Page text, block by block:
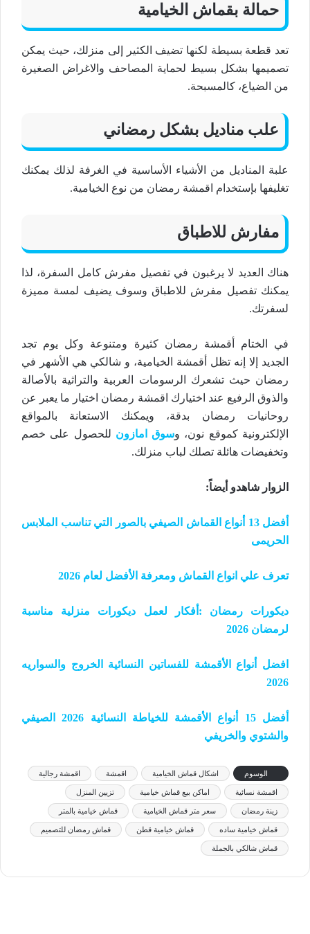
حمالة بقماش الخيامية
تعد قطعة بسيطة لكنها تضيف الكثير إلى منزلك، حيث يمكن
تصميمها بشكل بسيط لحماية المصاحف والاغراض الصغيرة
من الضياع، كالمسبحة.
علب مناديل بشكل رمضاني
علبة المناديل من الأشياء الأساسية في الغرفة لذلك يمكنك
تغليفها بإستخدام اقمشة رمضان من نوع الخيامية.
مفارش للاطباق
هناك العديد لا يرغبون في تفصيل مفرش كامل السفرة، لذا
يمكنك تفصيل مفرش للاطباق وسوف يضيف لمسة مميزة
لسفرتك.
في الختام أقمشة رمضان كثيرة ومتنوعة وكل يوم تجد
الجديد إلا إنه تظل أقمشة الخيامية، و شالكي هي الأشهر في
رمضان حيث تشعرك الرسومات العربية والتراثية بالأصالة
والذوق الرفيع عند اختيارك اقمشة رمضان اختيار ما يعبر عن
روحانيات رمضان بدقة، ويمكنك الاستعانة بالمواقع
الإلكترونية كموقع نون، وسوق امازون للحصول على خصم
وتخفيضات هائلة تصلك لباب منزلك.
الزوار شاهدو أيضاً:
أفضل 13 أنواع القماش الصيفي بالصور التي تناسب الملابس
الحريمى
تعرف علي انواع القماش ومعرفة الأفضل لعام 2026
ديكورات رمضان :أفكار لعمل ديكورات منزلية مناسبة
لرمضان 2026
افضل أنواع الأقمشة للفساتين النسائية الخروج والسواريه
2026
أفضل 15 أنواع الأقمشة للخياطة النسائية 2026 الصيفي
والشتوي والخريفي
الوسوم اشكال قماش الخيامية اقمشة اقمشة رجالية
اقمشة نسائية اماكن بيع قماش خيامية تزيين المنزل
زينة رمضان سعر متر قماش الخيامية قماش خيامية بالمتر
قماش خيامية ساده قماش خيامية قطن قماش رمضان للتصميم
قماش شالكي بالجملة